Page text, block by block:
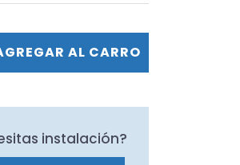
AL CARRO
instalación?